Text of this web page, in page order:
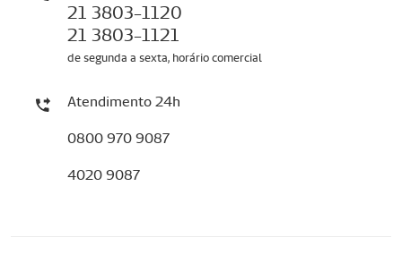
21 3803-1120
21 3803-1121
de segunda a sexta, horário comercial
Atendimento 24h
0800 970 9087
4020 9087